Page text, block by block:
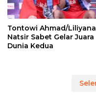
Tontowi Ahmad/Liliyana
Natsir Sabet Gelar Juara
Dunia Kedua